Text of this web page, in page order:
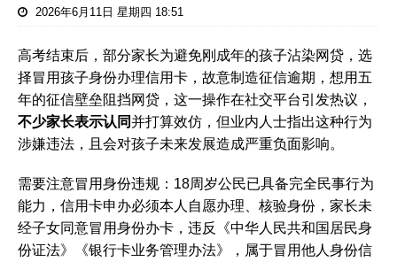
2026年6月11日 星期四 18:51
高考结束后，部分家长为避免刚成年的孩子沾染网贷，选
择冒用孩子身份办理信用卡，故意制造征信逾期，想用五
年的征信壁垒阻挡网贷，这一操作在社交平台引发热议，
不少家长表示认同并打算效仿，但业内人士指出这种行为
涉嫌违法，且会对孩子未来发展造成严重负面影响。
‌需要注意冒用身份违规‌：18周岁公民已具备完全民事行为
能力，信用卡申办必须本人自愿办理、核验身份，家长未
经子女同意冒用身份办卡，违反《中华人民共和国居民身
份证法》《银行卡业务管理办法》，属于冒用他人身份信